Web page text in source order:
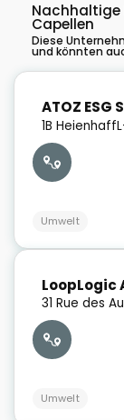
Nachhaltige
Capellen
Diese
und könnten
ATOZ ESG
1B Heienhaff
Umwelt
LoopLogic
31 Rue des
Umwelt